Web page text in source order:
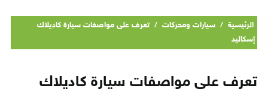
الرئيسية / سيارات ومحركات / تعرف على مواصفات سيارة كاديلاك
إسكاليد
تعرف على مواصفات سيارة كاديلاك